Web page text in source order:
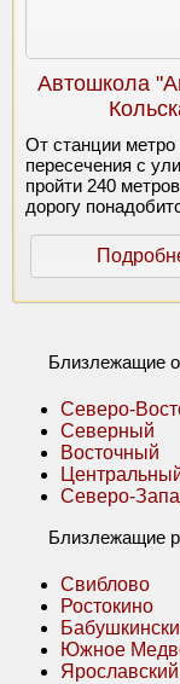
Автошкола
От станции
пересечения с
пройти 240
дорогу
Близлежащие
Северо-
Северный
Восточный
Северо-
Близлежащие
Свиблово
Ростокино
Южное
Ярославский